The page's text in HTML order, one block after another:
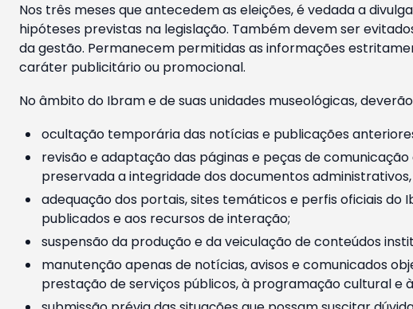
Nos três meses que antecedem as eleições, é vedada a
hipóteses previstas na legislação. Também devem ser
da gestão. Permanecem permitidas as informações
caráter publicitário ou promocional.
No âmbito do Ibram e de suas unidades museológicas,
ocultação temporária das notícias e publicações
revisão e adaptação das páginas e peças de
preservada a integridade dos documentos
adequação dos portais, sites temáticos e perfis oficiais do
publicados e aos recursos de interação;
suspensão da produção e da veiculação de conteúdos
manutenção apenas de notícias, avisos e comunicados
prestação de serviços públicos, à programação cultural e